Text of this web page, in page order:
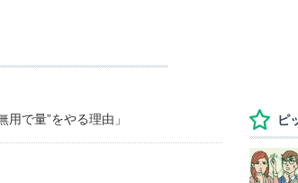
で量”をやる理由」 ピ